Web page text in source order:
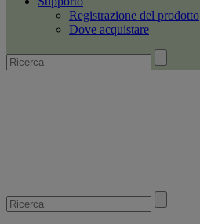
Registrazione del prodotto
Dove acquistare